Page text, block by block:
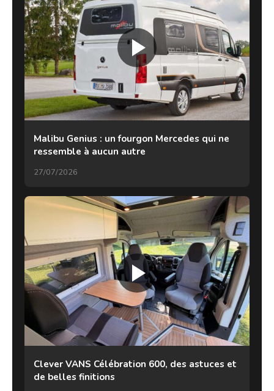
Malibu Genius : un fourgon Mercedes qui ne
ressemble à aucun autre
27/07/2026
Clever VANS Célébration 600, des astuces et
de belles finitions